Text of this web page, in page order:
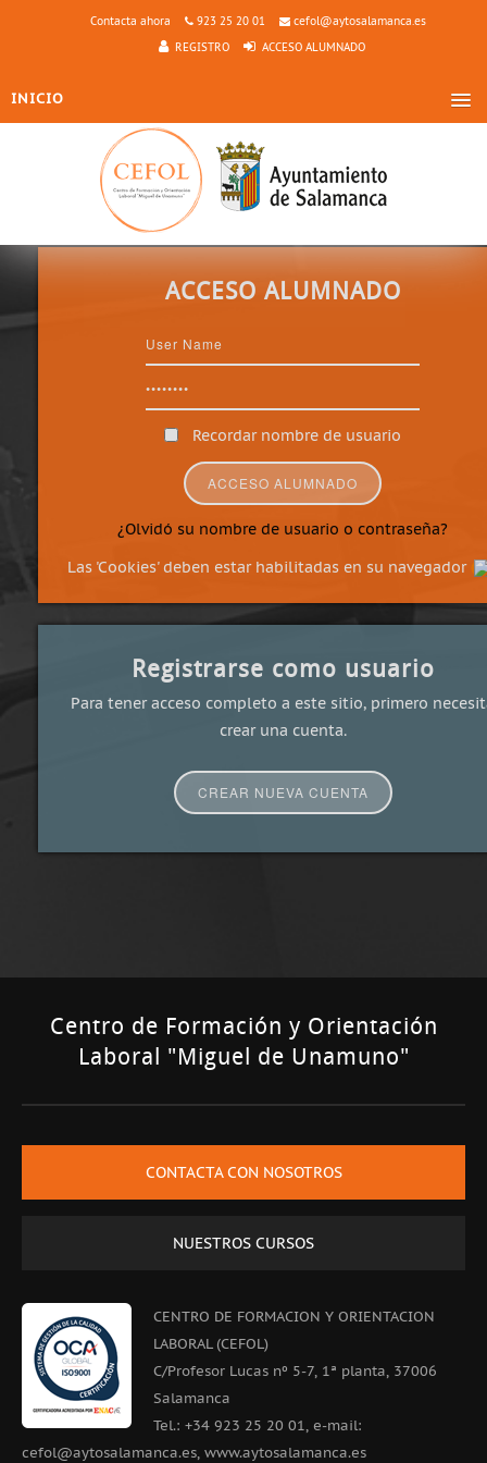
Contacta ahora 923 25 20 01
cefol@aytosalamanca.es
REGISTRO
ACCESO ALUMNADO
INICIO
A QUIÉN SE DIRIGE
CARACTERÍSTICAS
INSCRIPCIÓN
ACCESO ALUMNADO
Recordar nombre de usuario
¿Olvidó su nombre de usuario o contraseña?
Las 'Cookies' deben estar habilitadas en su navegador
Registrarse como usuario
Para tener acceso completo a este sitio, primero
crear una cuenta.
Centro de Formación y Orientación
Laboral "Miguel de Unamuno"
CONTACTA CON NOSOTROS
NUESTROS CURSOS
CENTRO DE FORMACION Y ORIENTACION
LABORAL (CEFOL)
C/Profesor Lucas nº 5-7, 1ª planta, 37006
Salamanca
Tel.: +34 923 25 20 01, e-mail:
cefol@aytosalamanca.es, www.aytosalamanca.es